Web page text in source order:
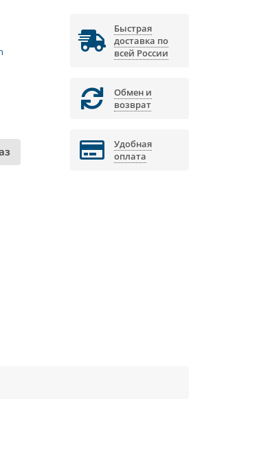
Быстрая
доставка по
всей России
Обмен и
возврат
Удобная
оплата